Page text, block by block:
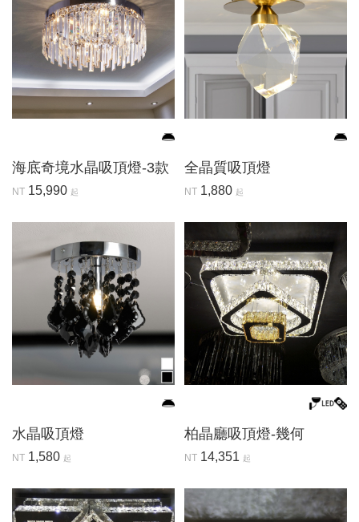
海底奇境水晶吸頂燈-3款
NT 15,990 起
全晶質吸頂燈
NT 1,880 起
水晶吸頂燈
NT 1,580 起
柏晶廳吸頂燈-幾何
NT 14,351 起